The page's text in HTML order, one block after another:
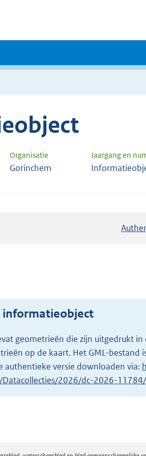
Organisatie Jaargang en
Gorinchem
informatieobject
geometrieën die zijn uitgedrukt in
op de kaart. Het GML-bestand
authentieke versie downloaden via:
Datacollecties/2026/dc-2026-